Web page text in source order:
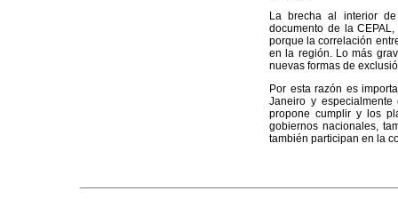
La brecha al interior
documento de la
porque la correlación
en la región. Lo más
nuevas formas de
Por esta razón es
Janeiro y
propone cumplir y los
gobiernos nacionales,
también participan en la